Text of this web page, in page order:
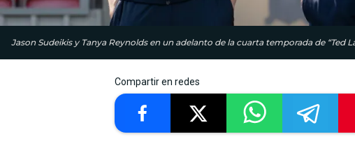
Jason Sudeikis y Tanya Reynolds en un adelanto de la cuarta temporada de “Ted
Compartir en redes